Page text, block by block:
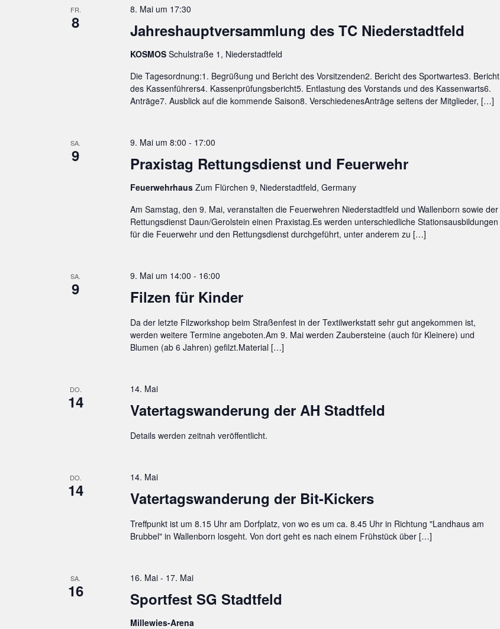
FR.
8 Jahreshauptversammlung des TC Niederstadtfeld
8. Mai um 17:30
KOSMOS Schulstraße 1, Niederstadtfeld
Die Tagesordnung:1. Begrüßung und Bericht des Vorsitzenden2. Bericht des Sportwartes3. Bericht
des Kassenführers4. Kassenprüfungsbericht5. Entlastung des Vorstands und des Kassenwarts6.
Anträge7. Ausblick auf die kommende Saison8. VerschiedenesAnträge seitens der Mitglieder, […]
SA.
9 Praxistag Rettungsdienst und Feuerwehr
9. Mai um 8:00 - 17:00
Feuerwehrhaus Zum Flürchen 9, Niederstadtfeld, Germany
Am Samstag, den 9. Mai, veranstalten die Feuerwehren Niederstadtfeld und Wallenborn sowie der
Rettungsdienst Daun/Gerolstein einen Praxistag.Es werden unterschiedliche Stationsausbildungen
für die Feuerwehr und den Rettungsdienst durchgeführt, unter anderem zu […]
SA.
9 Filzen für Kinder
9. Mai um 14:00 - 16:00
Da der letzte Filzworkshop beim Straßenfest in der Textilwerkstatt sehr gut angekommen ist,
werden weitere Termine angeboten.Am 9. Mai werden Zaubersteine (auch für Kleinere) und
Blumen (ab 6 Jahren) gefilzt.Material […]
DO.
14 Vatertagswanderung der AH Stadtfeld
14. Mai
Details werden zeitnah veröffentlicht.
DO.
14 Vatertagswanderung der Bit-Kickers
14. Mai
Treffpunkt ist um 8.15 Uhr am Dorfplatz, von wo es um ca. 8.45 Uhr in Richtung "Landhaus am
Brubbel" in Wallenborn losgeht. Von dort geht es nach einem Frühstück über […]
SA.
16 Sportfest SG Stadtfeld
16. Mai- 17. Mai
Millewies-Arena